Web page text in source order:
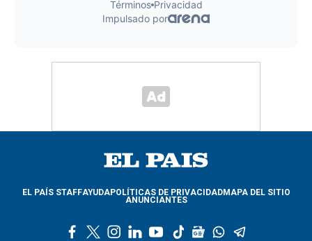
EL PAÍS STAFFAYUDAPOLÍTICAS DE PRIVACIDADMAPA DEL SITIO
ANUNCIANTES
l
y
t
g
w